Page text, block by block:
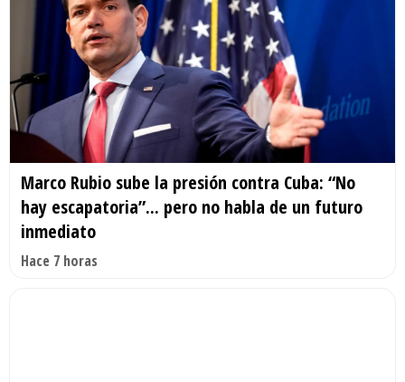
Marco Rubio sube la presión contra Cuba: “No
hay escapatoria”... pero no habla de un futuro
inmediato
Hace 7 horas